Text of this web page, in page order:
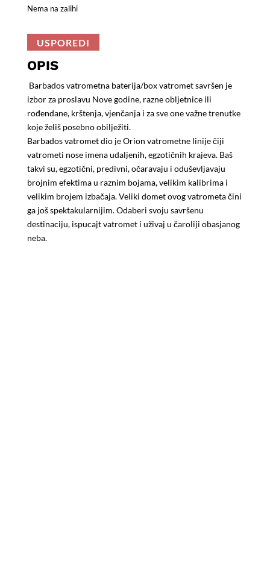
Nema na zalihi
USPOREDI
OPIS
Barbados vatrometna baterija/box vatromet savršen je
izbor za proslavu Nove godine, razne obljetnice ili
rođendane, krštenja, vjenčanja i za sve one važne trenutke
koje želiš posebno obilježiti.
Barbados vatromet dio je Orion vatrometne linije čiji
vatrometi nose imena udaljenih, egzotičnih krajeva. Baš
takvi su, egzotični, predivni, očaravaju i oduševljavaju
brojnim efektima u raznim bojama, velikim kalibrima i
velikim brojem izbačaja. Veliki domet ovog vatrometa čini
ga još spektakularnijim. Odaberi svoju savršenu
destinaciju, ispucajt vatromet i uživaj u čaroliji obasjanog
neba.